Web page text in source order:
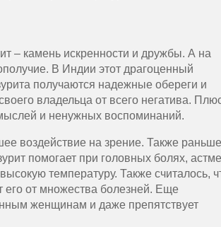
– камень искренности и дружбы. А на
В Индии этот драгоценный
получаются надежные обереги и
владельца от всего негатива.
и ненужных воспоминаний.
воздействие на зрение. Также раньше
помогает при головных болях,
температуру. Также считалось,
его от множества болезней. Еще
женщинам и даже препятствует